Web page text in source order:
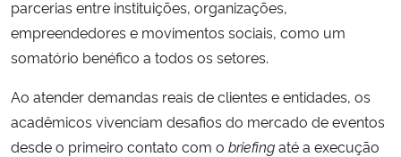
parcerias entre instituições, organizações,
empreendedores e movimentos sociais, como um
somatório benéfico a todos os setores.
Ao atender demandas reais de clientes e entidades, os
acadêmicos vivenciam desafios do mercado de eventos
desde o primeiro contato com o briefingaté a execução